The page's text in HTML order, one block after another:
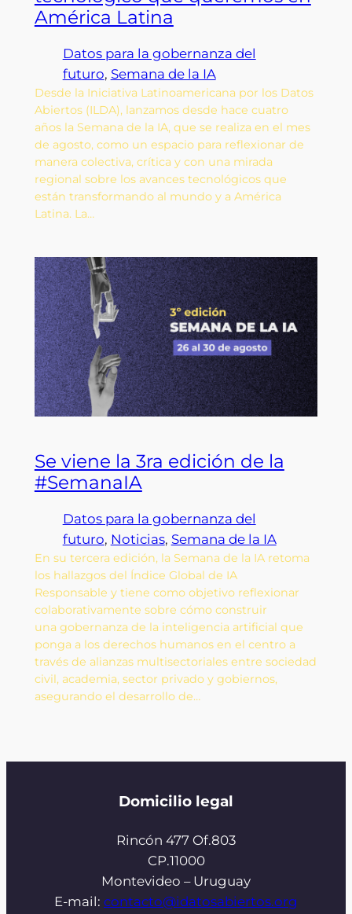
América Latina
Datos para la gobernanza del
futuro, Semana de la IA
Desde la Iniciativa Latinoamericana por los Datos
Abiertos (ILDA), lanzamos desde hace cuatro
años la Semana de la IA, que se realiza en el mes
de agosto, como un espacio para reflexionar de
manera colectiva, crítica y con una mirada
regional sobre los avances tecnológicos que
están transformando al mundo y a América
Latina. La…
Se viene la 3ra edición de la
#SemanaIA
Datos para la gobernanza del
futuro, Noticias, Semana de la IA
En su tercera edición, la Semana de la IA retoma
los hallazgos del Índice Global de IA
Responsable y tiene como objetivo reflexionar
colaborativamente sobre cómo construir
una gobernanza de la inteligencia artificial que
ponga a los derechos humanos en el centro a
través de alianzas multisectoriales entre sociedad
civil, academia, sector privado y gobiernos,
asegurando el desarrollo de…
Domicilio legal
Rincón 477 Of.803
CP.11000
Montevideo – Uruguay
E-mail: contacto@idatosabiertos.org